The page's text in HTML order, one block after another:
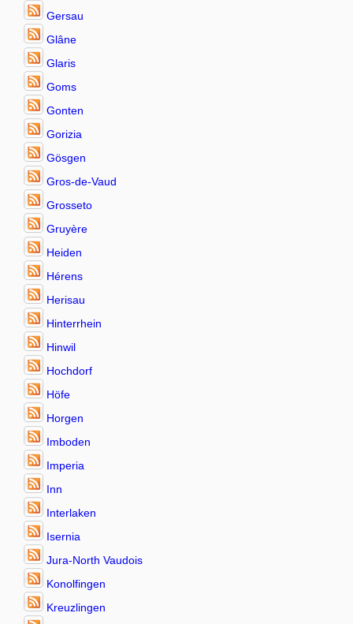
Gersau
Glâne
Glaris
Goms
Gonten
Gorizia
Gösgen
Gros-de-Vaud
Grosseto
Gruyère
Heiden
Hérens
Herisau
Hinterrhein
Hinwil
Hochdorf
Höfe
Horgen
Imboden
Imperia
Inn
Interlaken
Isernia
Jura-North Vaudois
Konolfingen
Kreuzlingen